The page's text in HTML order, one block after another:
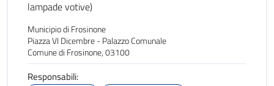
lampade votive)
Municipio di Frosinone
Piazza VI Dicembre - Palazzo Comunale
Comune di Frosinone, 03100
Responsabili: